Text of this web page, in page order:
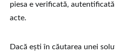
piesa e verificată,
acte.
Dacă ești în căutarea unei